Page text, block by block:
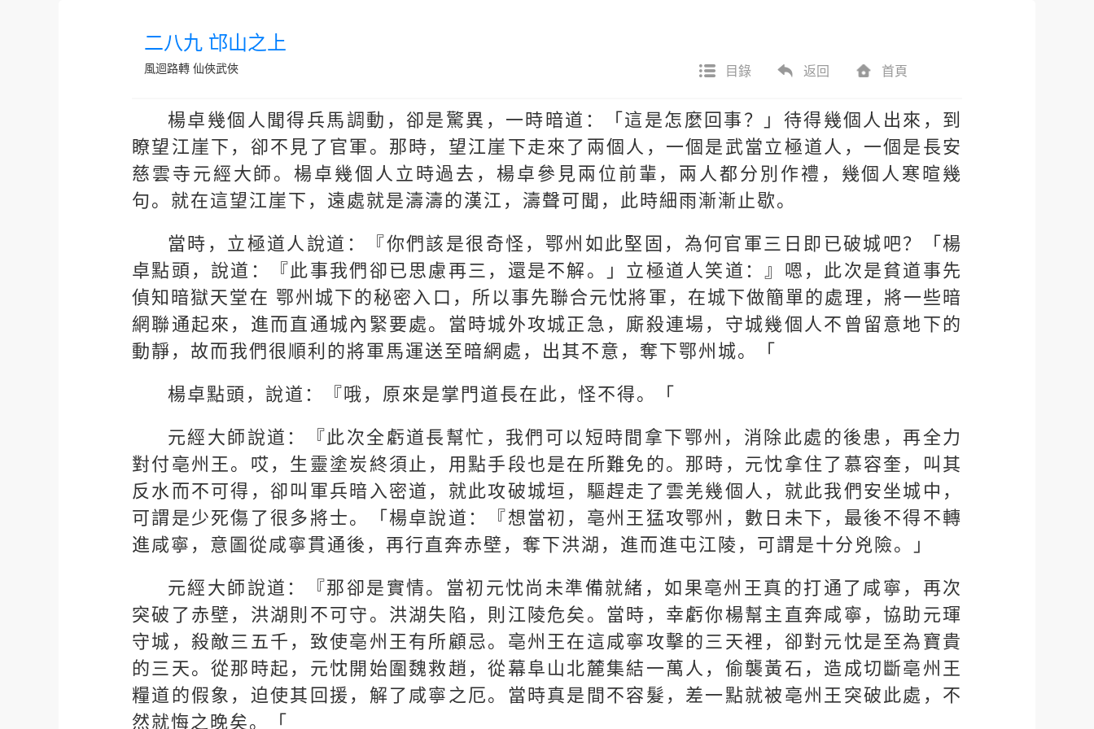
二八九 邙山之上
風迴路轉 仙俠武俠 目錄 返回 首頁
楊卓幾個人聞得兵馬調動，卻是驚異，一時暗道：「這是怎麼回事？」待得幾個人出來，到
瞭望江崖下，卻不見了官軍。那時，望江崖下走來了兩個人，一個是武當立極道人，一個是長安
慈雲寺元經大師。楊卓幾個人立時過去，楊卓參見兩位前輩，兩人都分別作禮，幾個人寒暄幾
句。就在這望江崖下，遠處就是濤濤的漢江，濤聲可聞，此時細雨漸漸止歇。
當時，立極道人說道：『你們該是很奇怪，鄂州如此堅固，為何官軍三日即已破城吧？「楊
卓點頭，說道：『此事我們卻已思慮再三，還是不解。」立極道人笑道：』嗯，此次是貧道事先
偵知暗獄天堂在 鄂州城下的秘密入口，所以事先聯合元忱將軍，在城下做簡單的處理，將一些暗
網聯通起來，進而直通城內緊要處。當時城外攻城正急，廝殺連場，守城幾個人不曾留意地下的
動靜，故而我們很順利的將軍馬運送至暗網處，出其不意，奪下鄂州城。「
楊卓點頭，說道：『哦，原來是掌門道長在此，怪不得。「
元經大師說道：『此次全虧道長幫忙，我們可以短時間拿下鄂州，消除此處的後患，再全力
對付亳州王。哎，生靈塗炭終須止，用點手段也是在所難免的。那時，元忱拿住了慕容奎，叫其
反水而不可得，卻叫軍兵暗入密道，就此攻破城垣，驅趕走了雲羌幾個人，就此我們安坐城中，
可謂是少死傷了很多將士。「楊卓說道：『想當初，亳州王猛攻鄂州，數日未下，最後不得不轉
進咸寧，意圖從咸寧貫通後，再行直奔赤壁，奪下洪湖，進而進屯江陵，可謂是十分兇險。」
元經大師說道：『那卻是實情。當初元忱尚未準備就緒，如果亳州王真的打通了咸寧，再次
突破了赤壁，洪湖則不可守。洪湖失陷，則江陵危矣。當時，幸虧你楊幫主直奔咸寧，協助元琿
守城，殺敵三五千，致使亳州王有所顧忌。亳州王在這咸寧攻擊的三天裡，卻對元忱是至為寶貴
的三天。從那時起，元忱開始圍魏救趙，從幕阜山北麓集結一萬人，偷襲黃石，造成切斷亳州王
糧道的假象，迫使其回援，解了咸寧之厄。當時真是間不容髮，差一點就被亳州王突破此處，不
然就悔之晚矣。「